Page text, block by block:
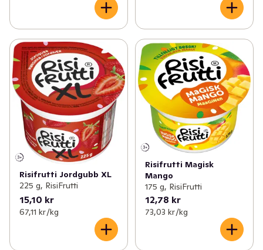
Risifrutti Jordgubb XL
225 g, RisiFrutti
15,10 kr
67,11 kr /kg
Risifrutti Magisk
Mango
175 g, RisiFrutti
12,78 kr
73,03 kr /kg